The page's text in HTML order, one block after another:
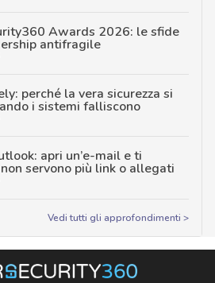
Awards 2026: le sfide
antifragile
perché la vera sicurezza si
i sistemi falliscono
apri un’e-mail e ti
servono più link o allegati
Vedi tutti gli approfondimenti >